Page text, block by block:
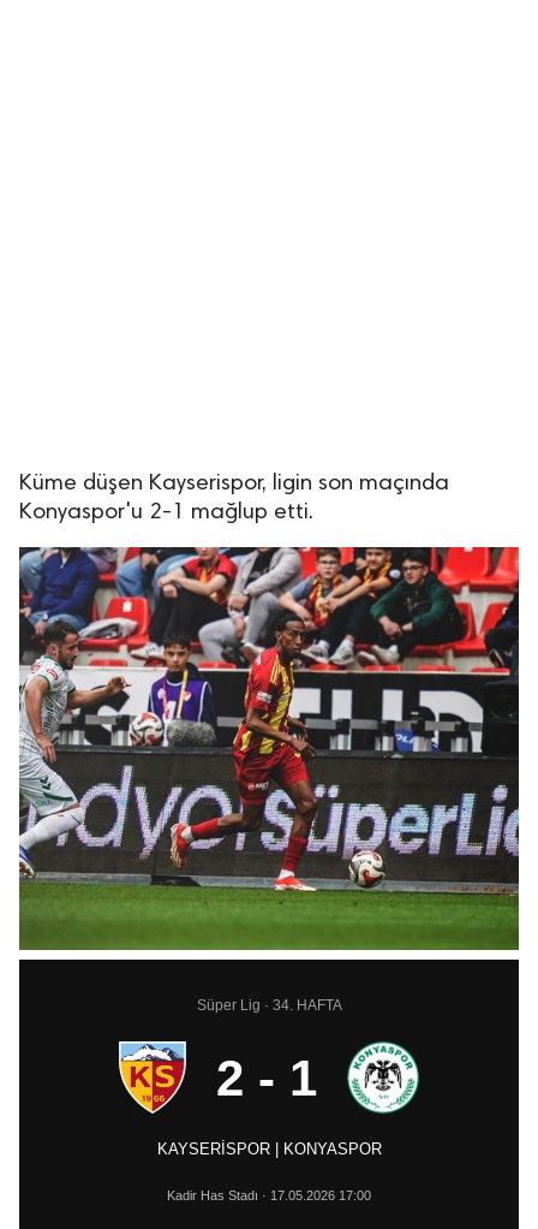
Küme düşen Kayserispor, ligin son maçında
Konyaspor'u 2-1 mağlup etti.
Süper Lig · 34. HAFTA
2 - 1
KAYSERİSPOR | KONYASPOR
Kadir Has Stadı · 17.05.2026 17:00